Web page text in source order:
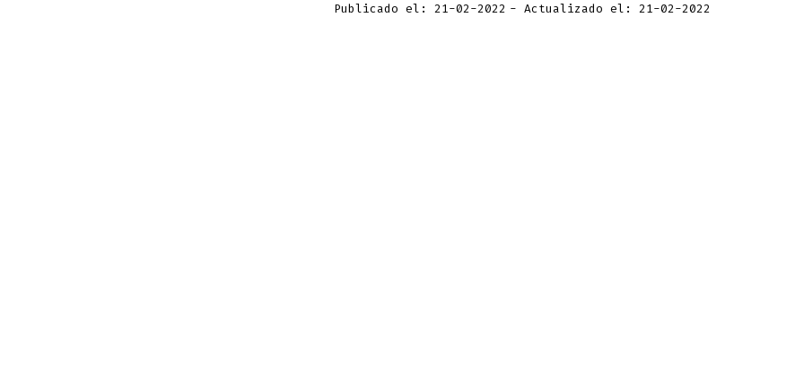
Publicado el: 21-02-2022 Actualizado el: 21-02-2022